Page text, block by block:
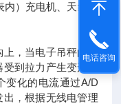
内）充电机、天线、
，当电子吊秤的吊
到拉力产生变形，
变化的电流通过A/D
，根据无线电管理
电话咨询